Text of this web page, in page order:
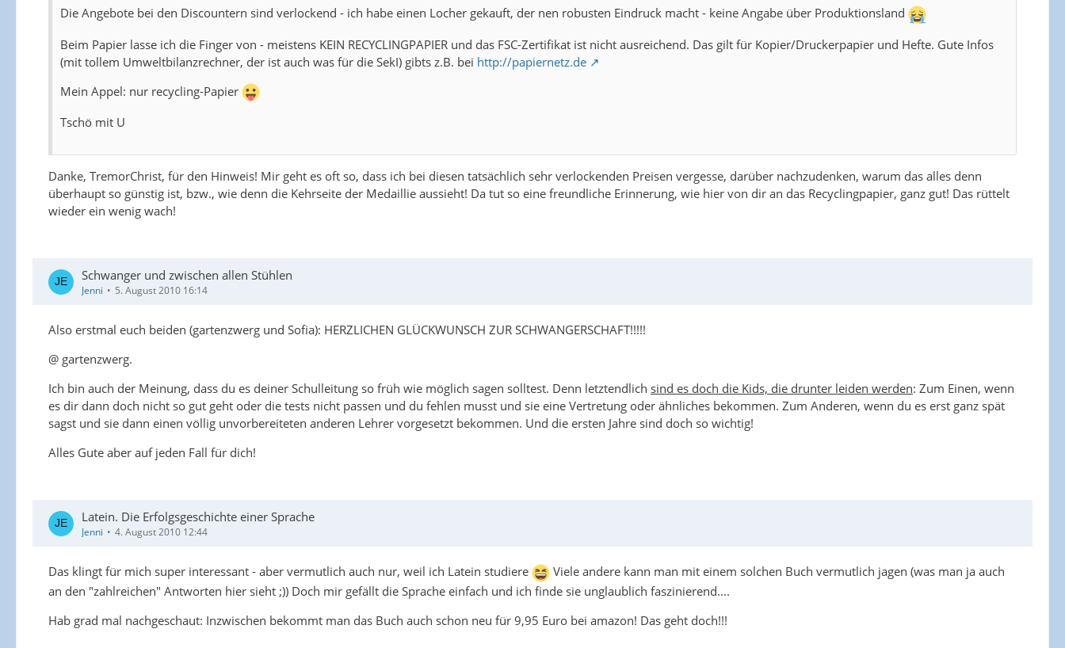
Die Angebote bei den Discountern sind verlockend - ich habe einen Locher gekauft, der nen robusten Eindruck macht - keine Angabe über Produktionsland
Beim Papier lasse ich die Finger von - meistens KEIN RECYCLINGPAPIER und das FSC-Zertifikat ist nicht ausreichend. Das gilt für Kopier/Druckerpapier und Hefte. Gute Infos
(mit tollem Umweltbilanzrechner, der ist auch was für die SekI) gibts z.B. bei http://papiernetz.de
Mein Appel: nur recycling-Papier
Tschö mit U
Danke, TremorChrist, für den Hinweis! Mir geht es oft so, dass ich bei diesen tatsächlich sehr verlockenden Preisen vergesse, darüber nachzudenken, warum das alles denn
überhaupt so günstig ist, bzw., wie denn die Kehrseite der Medaillie aussieht! Da tut so eine freundliche Erinnerung, wie hier von dir an das Recyclingpapier, ganz gut! Das rüttelt
wieder ein wenig wach!
Schwanger und zwischen allen Stühlen
Jenni 5. August 2010 16:14
Also erstmal euch beiden (gartenzwerg und Sofia): HERZLICHEN GLÜCKWUNSCH ZUR SCHWANGERSCHAFT!!!!!
@ gartenzwerg.
Ich bin auch der Meinung, dass du es deiner Schulleitung so früh wie möglich sagen solltest. Denn letztendlich sind es doch die Kids, die drunter leiden werden: Zum Einen, wenn
es dir dann doch nicht so gut geht oder die tests nicht passen und du fehlen musst und sie eine Vertretung oder ähnliches bekommen. Zum Anderen, wenn du es erst ganz spät
sagst und sie dann einen völlig unvorbereiteten anderen Lehrer vorgesetzt bekommen. Und die ersten Jahre sind doch so wichtig!
Alles Gute aber auf jeden Fall für dich!
Latein. Die Erfolgsgeschichte einer Sprache
Jenni 4. August 2010 12:44
Das klingt für mich super interessant - aber vermutlich auch nur, weil ich Latein studiere
Viele andere kann man mit einem solchen Buch vermutlich jagen (was man ja auch
an den "zahlreichen" Antworten hier sieht ;)) Doch mir gefällt die Sprache einfach und ich finde sie unglaublich faszinierend....
Hab grad mal nachgeschaut: Inzwischen bekommt man das Buch auch schon neu für 9,95 Euro bei amazon! Das geht doch!!!